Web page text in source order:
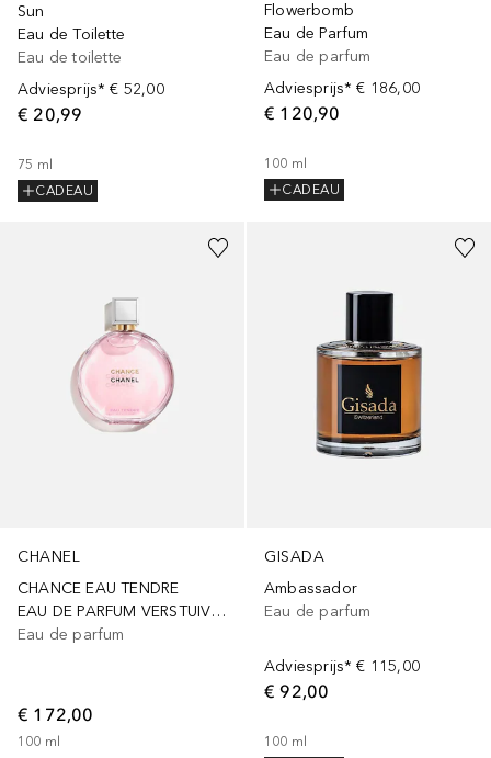
Sun
Eau de Toilette
Eau de toilette
Adviesprijs* € 52,00
€ 20,99
75 ml
CADEAU
Flowerbomb
Eau de Parfum
Eau de parfum
Adviesprijs* € 186,00
€ 120,90
100 ml
CADEAU
CHANEL
CHANCE EAU TENDRE
EAU DE PARFUM VERSTUIVER
Eau de parfum
€ 172,00
100 ml
GISADA
Ambassador
Eau de parfum
Adviesprijs* € 115,00
€ 92,00
100 ml